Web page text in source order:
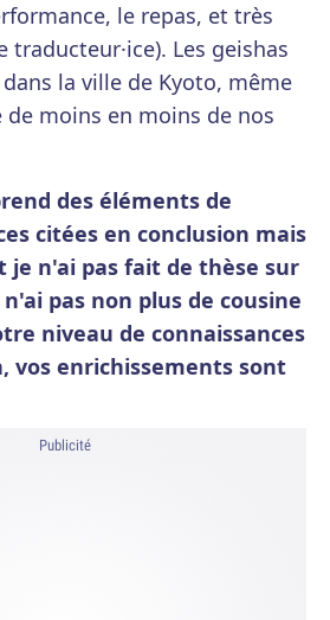
le repas, et très
traducteur·ice). Les geishas
la ville de Kyoto, même
moins en moins de nos
des éléments de
citées en conclusion mais
je n'ai pas fait de thèse sur
pas non plus de cousine
niveau de connaissances
vos enrichissements sont
Publicité